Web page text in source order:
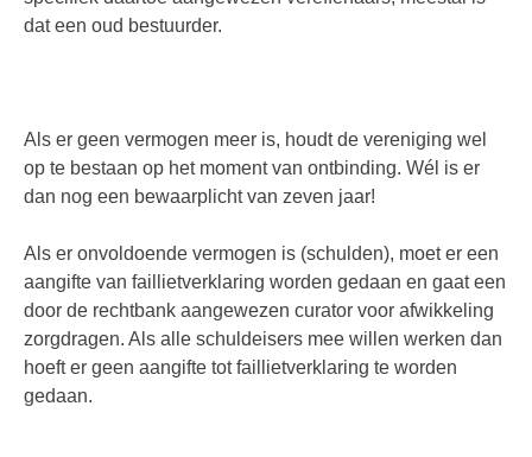
dat een oud bestuurder.
Als er geen vermogen meer is, houdt de vereniging wel
op te bestaan op het moment van ontbinding. Wél is er
dan nog een bewaarplicht van zeven jaar!
Als er onvoldoende vermogen is (schulden), moet er een
aangifte van faillietverklaring worden gedaan en gaat een
door de rechtbank aangewezen curator voor afwikkeling
zorgdragen. Als alle schuldeisers mee willen werken dan
hoeft er geen aangifte tot faillietverklaring te worden
gedaan.